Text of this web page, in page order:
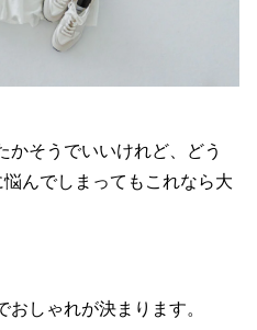
かそうでいいけれど、どう
んでしまってもこれなら大
しゃれが決まります。